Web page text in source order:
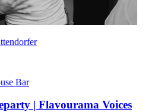
Bar
| Flavourama Voices